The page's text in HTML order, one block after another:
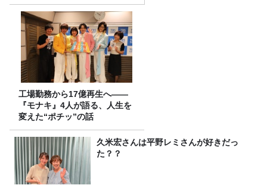
工場勤務から17億再生へ——
『モナキ』4人が語る、人生を
変えた“ポチッ”の話
久米宏さんは平野レミさんが好きだっ
た？？